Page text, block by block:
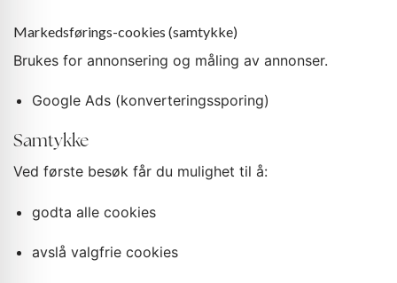
Markedsførings-cookies (samtykke)
Brukes for annonsering og måling av annonser.
Google Ads (konverteringssporing)
Samtykke
Ved første besøk får du mulighet til å:
godta alle cookies
avslå valgfrie cookies